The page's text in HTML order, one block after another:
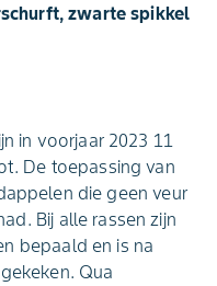
zwarte spikkel
in voorjaar 2023 11
De toepassing van
die geen veur
Bij alle rassen zijn
bepaald en is na
Qua